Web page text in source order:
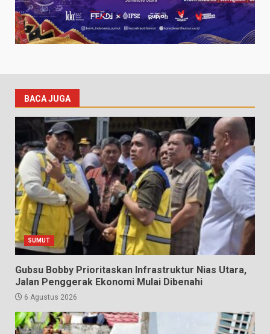
BACA JUGA
SUMUT
Gubsu Bobby Prioritaskan Infrastruktur Nias Utara,
Jalan Penggerak Ekonomi Mulai Dibenahi
6 Agustus 2026